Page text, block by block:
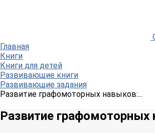
Главная
Книги
Книги для детей
Развивающие книги
Развивающие задания
Развитие графомоторных навыков:...
Развитие